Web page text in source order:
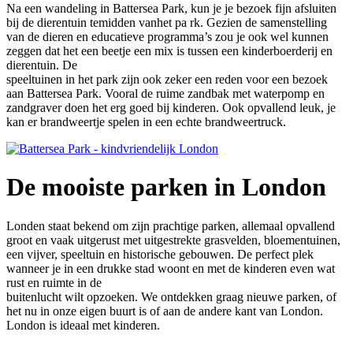
Na een wandeling in Battersea Park, kun je je bezoek fijn afsluiten
bij de dierentuin temidden vanhet pa rk. Gezien de samenstelling
van de dieren en educatieve programma’s zou je ook wel kunnen
zeggen dat het een beetje een mix is tussen een kinderboerderij en
dierentuin. De
speeltuinen in het park zijn ook zeker een reden voor een bezoek
aan Battersea Park. Vooral de ruime zandbak met waterpomp en
zandgraver doen het erg goed bij kinderen. Ook opvallend leuk, je
kan er brandweertje spelen in een echte brandweertruck.
De mooiste parken in London
Londen staat bekend om zijn prachtige parken, allemaal opvallend
groot en vaak uitgerust met uitgestrekte grasvelden, bloementuinen,
een vijver, speeltuin en historische gebouwen. De perfect plek
wanneer je in een drukke stad woont en met de kinderen even wat
rust en ruimte in de
buitenlucht wilt opzoeken. We ontdekken graag nieuwe parken, of
het nu in onze eigen buurt is of aan de andere kant van London.
London is ideaal met kinderen.